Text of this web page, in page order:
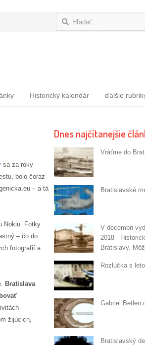
Hľadať:
Historický kalendár ďalšie
sa za roky
bolo čoraz
– a tá
Nokiu. Fotky
– čo do
fotografií a
Bratislava
žijúcich,
Dnes najčítanejšie
Vráťme do
Bratislavské
V decembri
2018 -
Bratislavy.
Rozlúčka s
Gabriel Betlen
Bratislavský